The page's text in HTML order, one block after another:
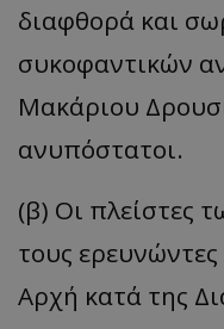
διαφθορά και
συκοφαντικών
Μακάριου
ανυπόστατοι.
(β) Οι πλείστες
τους
Αρχή κατά της